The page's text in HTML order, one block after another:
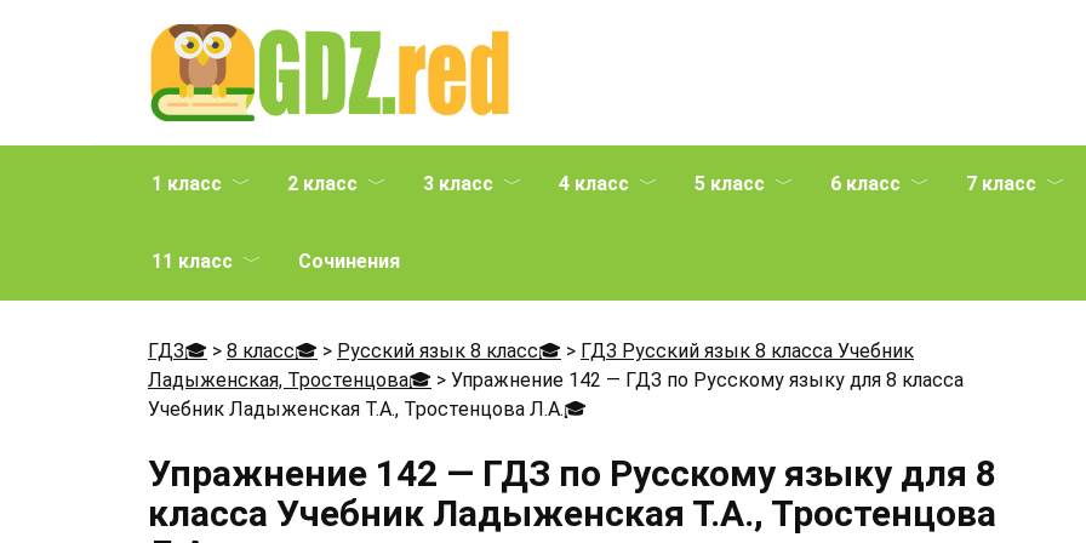
1 класс 2 класс 3 класс 4 класс 5 класс 6 класс 7 класс
11 класс Сочинения
ГДЗ🎓 > 8 класс🎓 > Русский язык 8 класс🎓 > ГДЗ Русский язык 8 класса Учебник
Ладыженская, Тростенцова🎓 > Упражнение 142 — ГДЗ по Русскому языку для 8 класса
Учебник Ладыженская Т.А., Тростенцова Л.А.🎓
Упражнение 142 — ГДЗ по Русскому языку для 8
класса Учебник Ладыженская Т.А., Тростенцова